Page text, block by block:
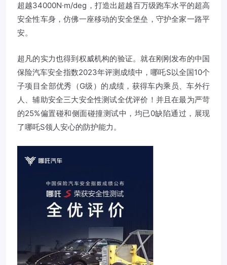
超越34000N·m/deg，打造出超越百万级跑车水平的超高
安全性车身，仿佛一座移动的安全堡垒，守护全家一路平
安。
超凡的实力也得到权威机构的验证。就在刚刚发布的中国
保险汽车安全指数2023年评测成绩中，哪吒S以全国10个
子项目全部优秀（G级）的成绩，获得车内乘员、车外行
人、辅助安全三大安全性测试全优评价！并且在最为严苛
的25%偏置碰和侧面碰撞测试中，均已0缺陷通过，展现
了哪吒S领人安心的防护能力。